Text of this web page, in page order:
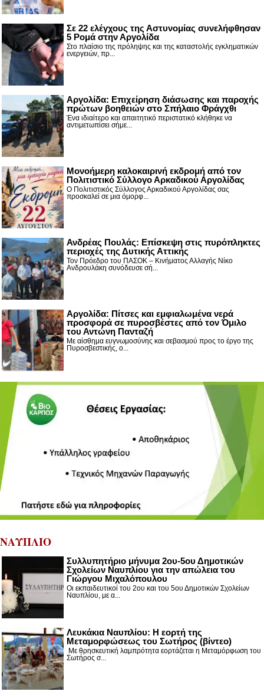
Σε 22 ελέγχους της Αστυνομίας συνελήφθησαν
5 Ρομά στην Αργολίδα
Στο πλαίσιο της πρόληψης και της καταστολής εγκληματικών
ενεργειών, πρ...
Αργολίδα: Επιχείρηση διάσωσης και παροχής
πρώτων βοηθειών στο Σπήλαιο Φράγχθι
Ένα ιδιαίτερο και απαιτητικό περιστατικό κλήθηκε να
αντιμετωπίσει σήμε...
Μονοήμερη καλοκαιρινή εκδρομή από τον
Πολιτιστικό Σύλλογο Αρκαδικού Αργολίδας
Ο Πολιτιστικός Σύλλογος Αρκαδικού Αργολίδας σας
προσκαλεί σε μια όμορφ...
Ανδρέας Πουλάς: Επίσκεψη στις πυρόπληκτες
περιοχές της Δυτικής Αττικής
Τον Πρόεδρο του ΠΑΣΟΚ – Κινήματος Αλλαγής Νίκο
Ανδρουλάκη συνόδευσε σή...
Αργολίδα: Πίτσες και εμφιαλωμένα νερά
προσφορά σε πυροσβέστες από τον Όμιλο
του Αντώνη Πανταζή
Με αίσθημα ευγνωμοσύνης και σεβασμού προς το έργο της
Πυροσβεστικής, ο...
ΝΑΥΠΛΙΟ
Συλλυπητήριο μήνυμα 2ου-5ου Δημοτικών
Σχολείων Ναυπλίου για την απώλεια του
Γιώργου Μιχαλόπουλου
Οι εκπαιδευτικοί του 2ου και του 5ου Δημοτικών Σχολείων
Ναυπλίου, με α...
Λευκάκια Ναυπλίου: Η εορτή της
Μεταμορφώσεως του Σωτήρος (βίντεο)
Με θρησκευτική λαμπρότητα εορτάζεται η Μεταμόρφωση του
Σωτήρος σ...